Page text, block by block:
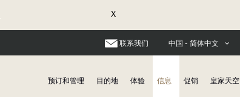
X
联系我们 中国 - 简体中文
预订和管理 目的地 体验 信息 促销 皇家天空